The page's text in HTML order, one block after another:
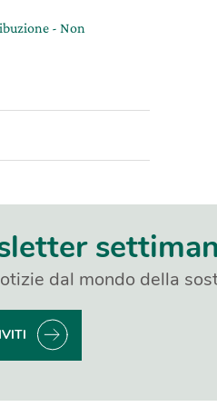
- Non
dal mondo della